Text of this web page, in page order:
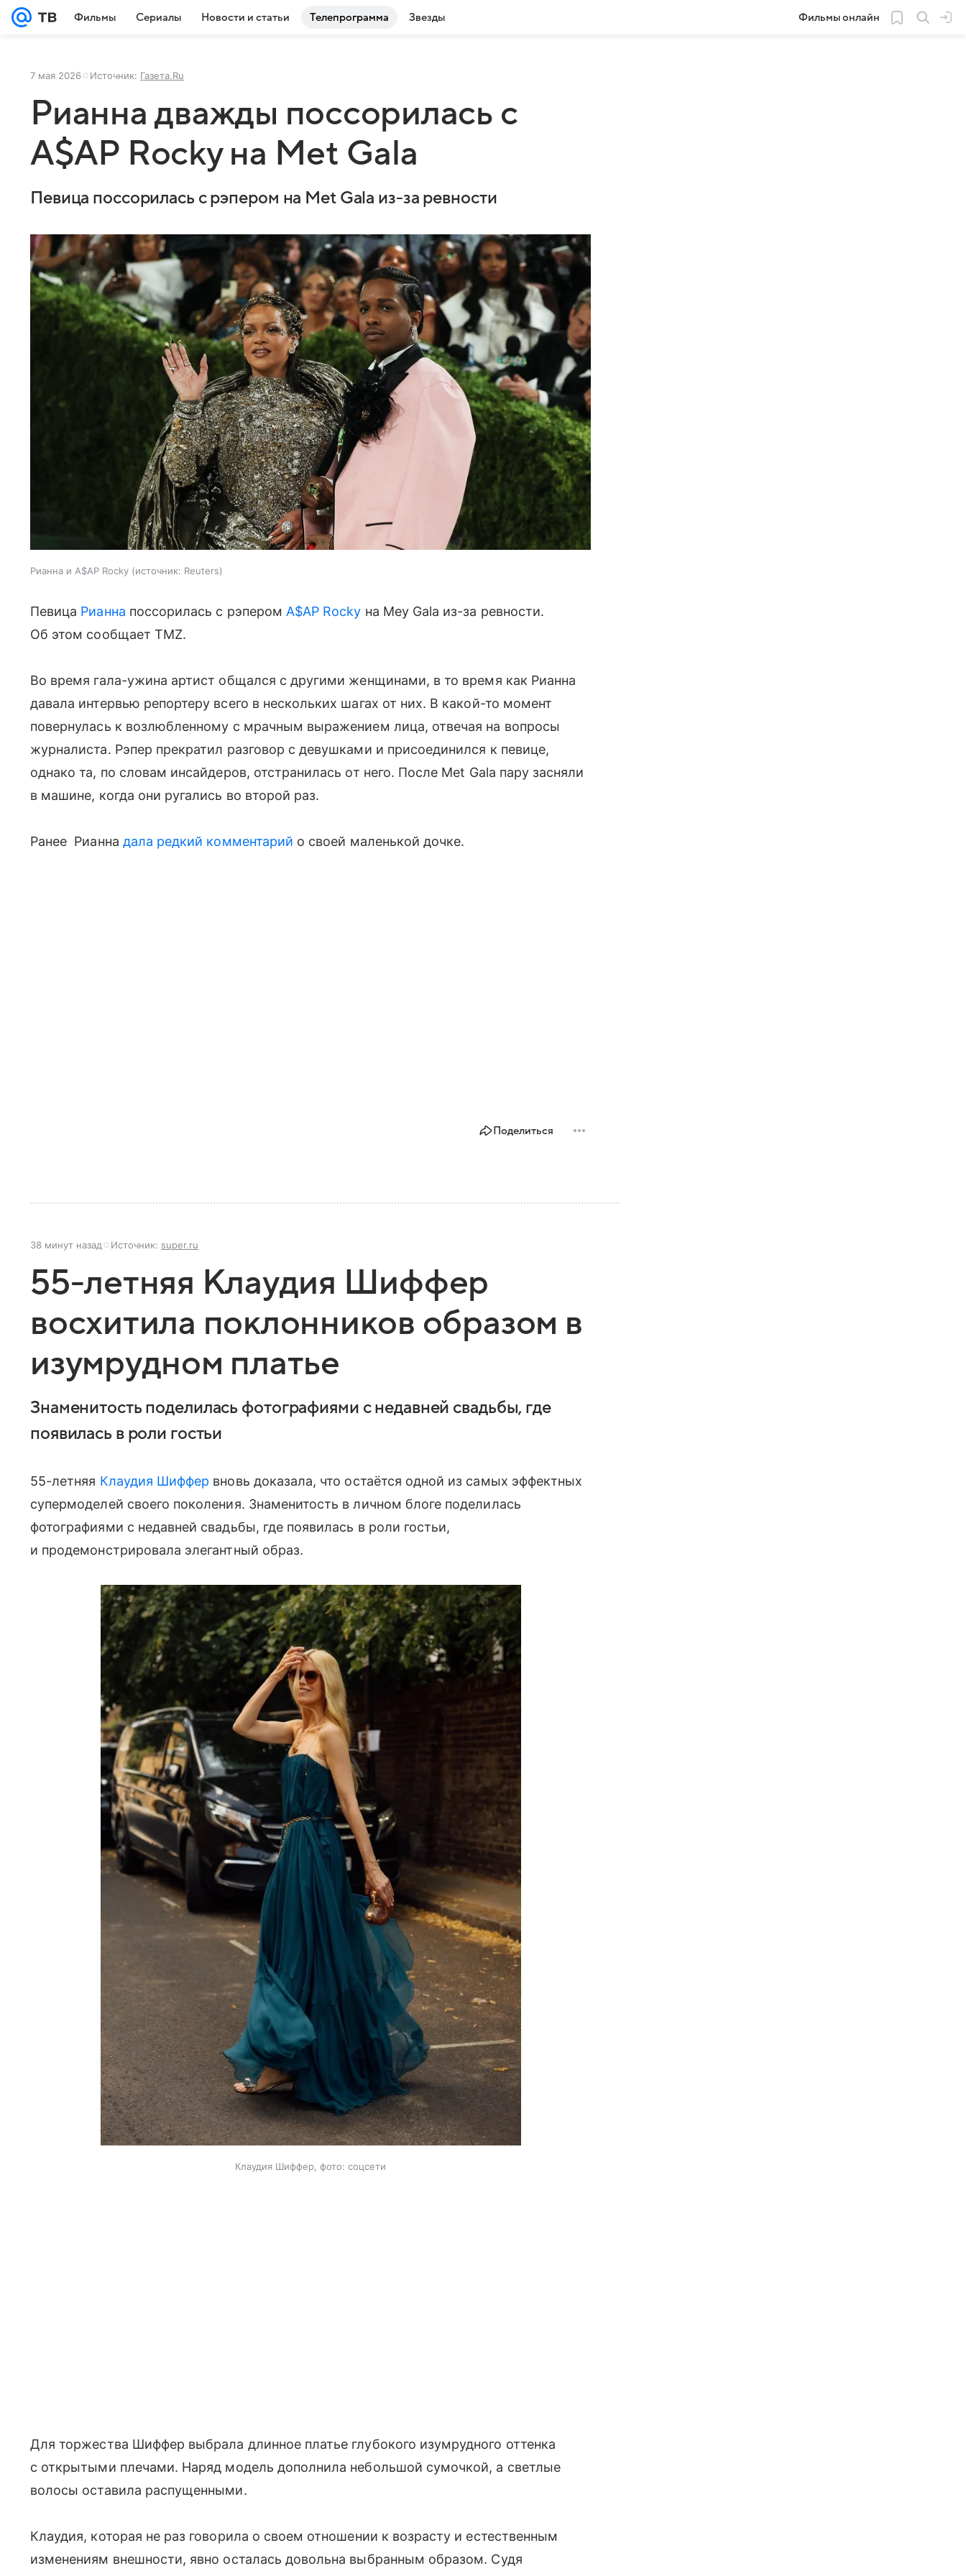
Фильмы Сериалы Новости и статьи Телепрограмма Звезды Фильмы онлайн
7 мая 2026 Источник: Газета.Ru
Рианна дважды поссорилась с
A$AP Rocky на Met Gala
Певица поссорилась с рэпером на Met Gala из-за ревности
Рианна и A$AP Rocky источник: Reuters
Певица Рианна поссорилась с рэпером A$AP Rocky на Mey Gala из-за ревности.
Об этом сообщает TMZ.
Во время гала-ужина артист общался с другими женщинами, в то время как Рианна
давала интервью репортеру всего в нескольких шагах от них. В какой-то момент
повернулась к возлюбленному с мрачным выражением лица, отвечая на вопросы
журналиста. Рэпер прекратил разговор с девушками и присоединился к певице,
однако та, по словам инсайдеров, отстранилась от него. После Met Gala пару засняли
в машине, когда они ругались во второй раз.
Ранее Рианна дала редкий комментарий о своей маленькой дочке.
Поделиться
38 минут назад Источник: super.ru
55-летняя Клаудия Шиффер
восхитила поклонников образом в
изумрудном платье
Знаменитость поделилась фотографиями с недавней свадьбы, где
появилась в роли гостьи
55-летняя Клаудия Шиффер вновь доказала, что остаётся одной из самых эффектных
супермоделей своего поколения. Знаменитость в личном блоге поделилась
фотографиями с недавней свадьбы, где появилась в роли гостьи,
и продемонстрировала элегантный образ.
Клаудия Шиффер, фото: соцсети
Для торжества Шиффер выбрала длинное платье глубокого изумрудного оттенка
с открытыми плечами. Наряд модель дополнила небольшой сумочкой, а светлые
волосы оставила распущенными.
Клаудия, которая не раз говорила о своем отношении к возрасту и естественным
изменениям внешности, явно осталась довольна выбранным образом. Судя